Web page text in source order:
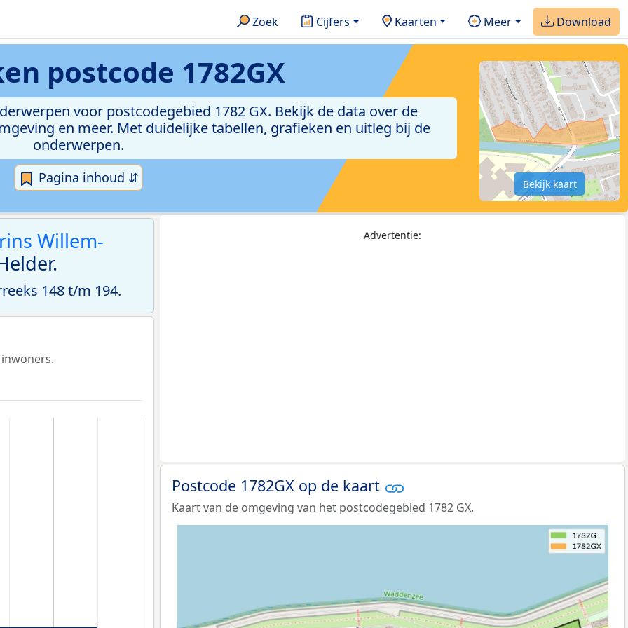
Zoek Cijfers Kaarten Meer Download
postcode 1782GX
voor postcodegebied 1782 GX. Bekijk de data over de
en meer. Met duidelijke tabellen, grafieken en uitleg bij de
onderwerpen.
Pagina inhoud ⇵ Bekijk kaart
Willem-
148 t/m 194.
Advertentie:
Postcode 1782GX op de kaart
Kaart van de omgeving van het postcodegebied 1782 GX.